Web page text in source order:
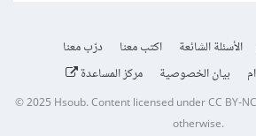
الأسئلة الشائعة اكتب معنا
درّب معنا
بيان الخصوصية مركز المساعدة
© 2025 Hsoub.Content licensed underCC BY-
otherwise.